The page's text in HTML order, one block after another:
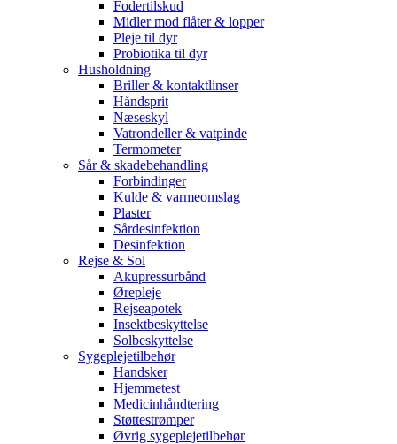
Fodertilskud
Midler mod flåter & lopper
Pleje til dyr
Probiotika til dyr
Husholdning
Briller & kontaktlinser
Håndsprit
Næseskyl
Vatrondeller & vatpinde
Termometer
Sår & skadebehandling
Forbindinger
Kulde & varmeomslag
Plaster
Sårdesinfektion
Desinfektion
Rejse & Sol
Akupressurbånd
Ørepleje
Rejseapotek
Insektbeskyttelse
Solbeskyttelse
Sygeplejetilbehør
Handsker
Hjemmetest
Medicinhåndtering
Støttestrømper
Øvrig sygeplejetilbehør